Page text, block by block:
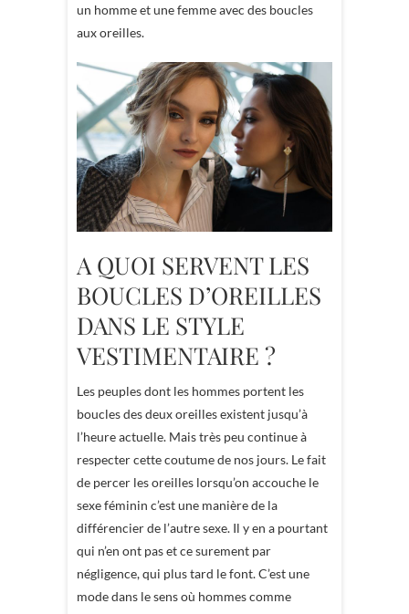
un homme et une femme avec des boucles
aux oreilles.
A QUOI SERVENT LES
BOUCLES D’OREILLES
DANS LE STYLE
VESTIMENTAIRE ?
Les peuples dont les hommes portent les
boucles des deux oreilles existent jusqu’à
l’heure actuelle. Mais très peu continue à
respecter cette coutume de nos jours. Le fait
de percer les oreilles lorsqu’on accouche le
sexe féminin c’est une manière de la
différencier de l’autre sexe. Il y en a pourtant
qui n’en ont pas et ce surement par
négligence, qui plus tard le font. C’est une
mode dans le sens où hommes comme